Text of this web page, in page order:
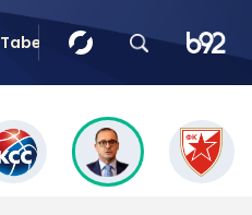
Tabele Tip